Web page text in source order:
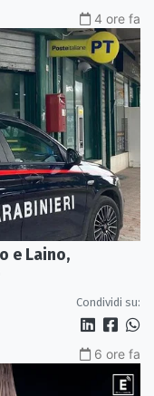
4 ore fa
e Laino,
Condividi su:
6 ore fa